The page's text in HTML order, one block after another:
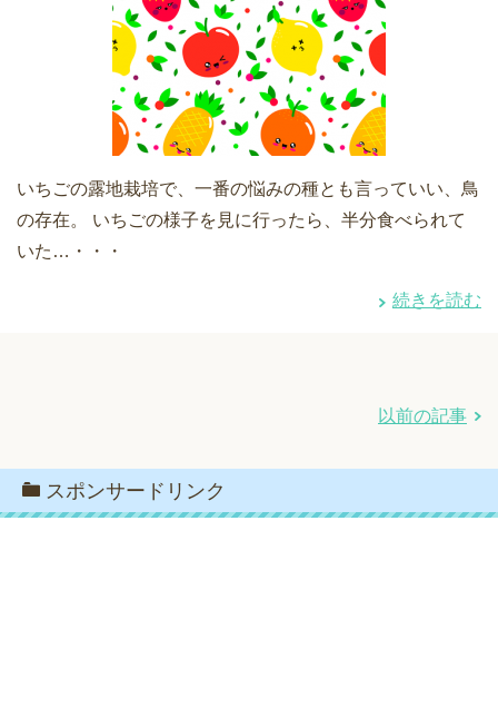
いちごの露地栽培で、一番の悩みの種とも言っていい、鳥
の存在。 いちごの様子を見に行ったら、半分食べられて
いた…・・・
続きを読む
以前の記事
スポンサードリンク